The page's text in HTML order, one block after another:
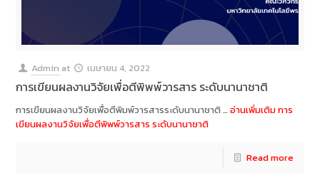
Admin at เมษายน 4, 2022
การเขียนผลงานวิจัยเพื่อตีพิพพ์วารสาร ระดับนานาชาติ
การเขียนผลงานวิจัยเพื่อตีพิมพ์วารสารระดับนานาชาติ …อ่านเพิ่มเติมการ
เขียนผลงานวิจัยเพื่อตีพิพพ์วารสาร ระดับนานาชาติ
Read more